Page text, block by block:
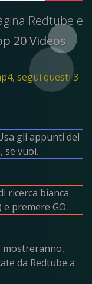
Redtube e
20 Videos
segui questi 3
gli appunti del
se vuoi.
ricerca bianca
premere GO.
mostreranno,
da Redtube a